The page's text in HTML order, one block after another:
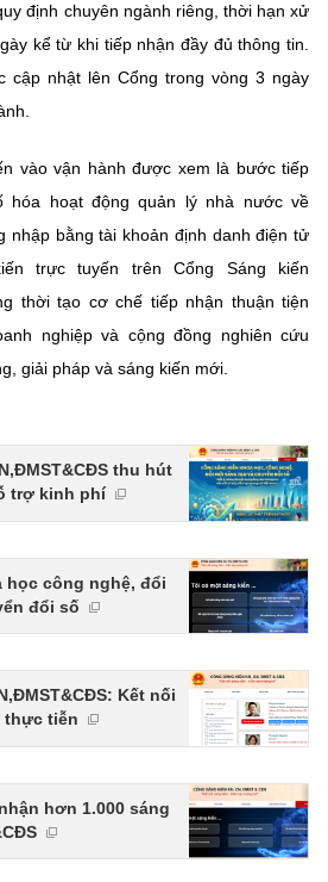
định chuyên ngành riêng, thời hạn xử
kể từ khi tiếp nhận đầy đủ thông tin.
cập nhật lên Cổng trong vòng 3 ngày
vào vận hành được xem là bước tiếp
hóa hoạt động quản lý nhà nước về
nhập bằng tài khoản định danh điện tử
trực tuyến trên Cổng Sáng kiến
thời tạo cơ chế tiếp nhận thuận tiện
nghiệp và cộng đồng nghiên cứu
giải pháp và sáng kiến mới.
thu hút
trợ kinh phí
học công nghệ, đổi
đổi số
Kết nối
thực tiễn
hơn 1.000 sáng